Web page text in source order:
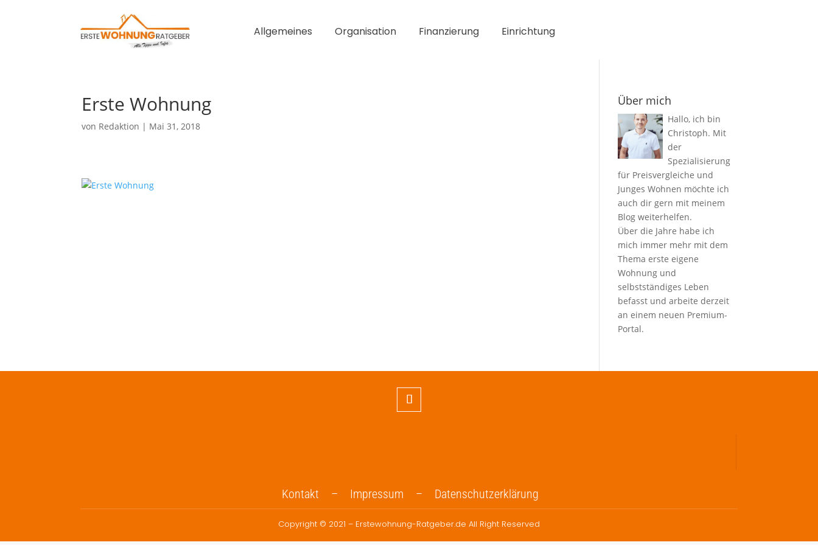
Allgemeines Organisation Finanzierung Einrichtung
Erste Wohnung
von Redaktion | Mai 31, 2018
Über mich
Hallo, ich bin
Christoph. Mit
der
Spezialisierung
für Preisvergleiche und
Junges Wohnen möchte ich
auch dir gern mit meinem
Blog weiterhelfen.
Über die Jahre habe ich
mich immer mehr mit dem
Thema erste eigene
Wohnung und
selbstständiges Leben
befasst und arbeite derzeit
an einem neuen Premium-
Portal.
Kontakt – Impressum – Datenschutzerklärung
Copyright © 2021 – Erstewohnung-Ratgeber.de All Right Reserved